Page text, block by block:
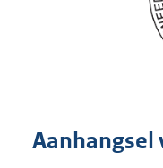
Aanhangsel